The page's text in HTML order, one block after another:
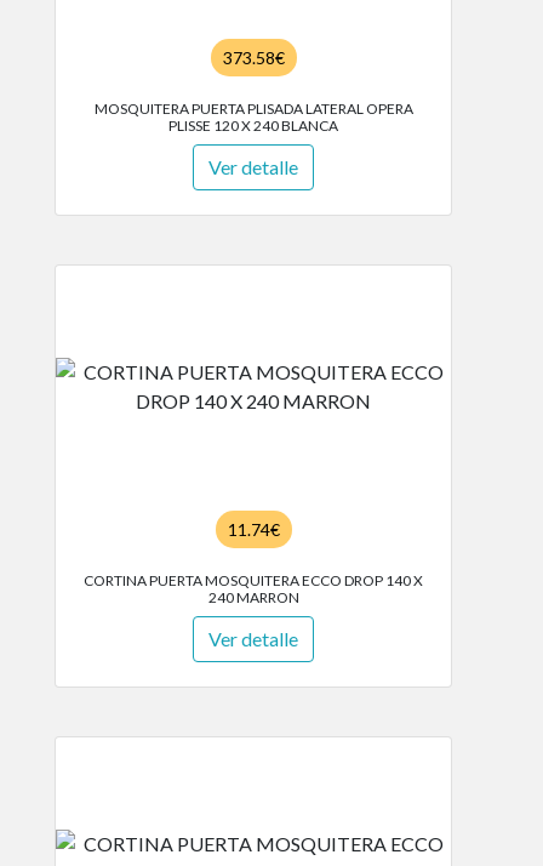
373.58€
MOSQUITERA PUERTA PLISADA LATERAL OPERA
PLISSE 120 X 240 BLANCA
Ver detalle
11.74€
CORTINA PUERTA MOSQUITERA ECCO DROP 140 X
240 MARRON
Ver detalle